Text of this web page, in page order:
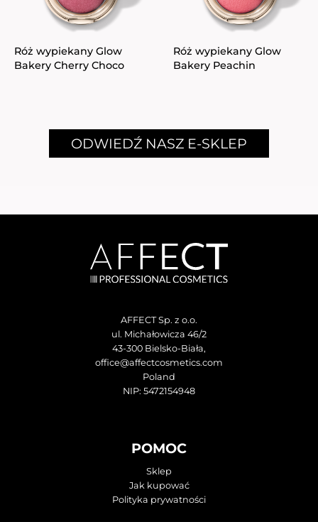
Róż wypiekany Glow
Bakery Cherry Choco
Róż wypiekany Glow
Bakery Peachin
ODWIEDŹ NASZ E-SKLEP
AFFECT Sp. z o.o.
ul. Michałowicza 46/2
43-300 Bielsko-Biała,
office@affectcosmetics.com
Poland
NIP: 5472154948
POMOC
Sklep
Jak kupować
Polityka prywatności